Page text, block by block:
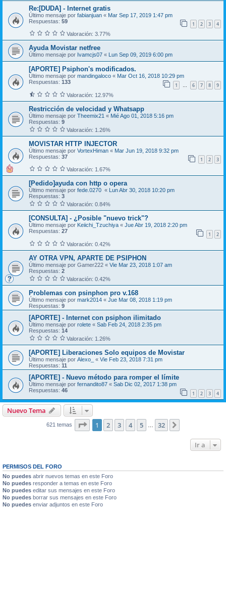
Re:[DUDA] - Internet gratis
Último mensaje por fabianjuan « Mar Sep 17, 2019 1:47 pm
Respuestas: 59 1 2 3 4
Valoración: 3.77%
Ayuda Movistar netfree
Último mensaje por Ivamcjs07 « Lun Sep 09, 2019 6:00 pm
[APORTE] Psiphon's modificados.
Último mensaje por mandingaloco « Mar Oct 16, 2018 10:29 pm
Respuestas: 133 1 … 6 7 8 9
Valoración: 12.97%
Restricción de velocidad y Whatsapp
Último mensaje por Theemix21 « Mié Ago 01, 2018 5:16 pm
Respuestas: 9
Valoración: 1.26%
MOVISTAR HTTP INJECTOR
Último mensaje por VortexHiman « Mar Jun 19, 2018 9:32 pm
Respuestas: 37 1 2 3
Valoración: 1.67%
[Pedido]ayuda con http o opera
Último mensaje por fede.0270 « Lun Abr 30, 2018 10:20 pm
Respuestas: 3
Valoración: 0.84%
[CONSULTA] - ¿Posible "nuevo trick"?
Último mensaje por Keiichi_Tzuchiya « Jue Abr 19, 2018 2:20 pm
Respuestas: 27 1 2
Valoración: 0.42%
AY OTRA VPN, APARTE DE PSIPHON
Último mensaje por Gamer222 « Vie Mar 23, 2018 1:07 am
Respuestas: 2
Valoración: 0.42%
Problemas con psinphon pro v.168
Último mensaje por mark2014 « Jue Mar 08, 2018 1:19 pm
Respuestas: 9
[APORTE] - Internet con psiphon ilimitado
Último mensaje por rolete « Sab Feb 24, 2018 2:35 pm
Respuestas: 14
Valoración: 1.26%
[APORTE] Liberaciones Solo equipos de Movistar
Último mensaje por Alexo_ « Vie Feb 23, 2018 7:31 pm
Respuestas: 11
[APORTE] - Nuevo método para romper el límite
Último mensaje por fernandito87 « Sab Dic 02, 2017 1:38 pm
Respuestas: 46 1 2 3 4
Nuevo Tema
621 temas Página de 32
1 2 3 4 5 32
Ir a
PERMISOS DEL FORO
No puedes abrir nuevos temas en este Foro
No puedes responder a temas en este Foro
No puedes editar sus mensajes en este Foro
No puedes borrar sus mensajes en este Foro
No puedes enviar adjuntos en este Foro